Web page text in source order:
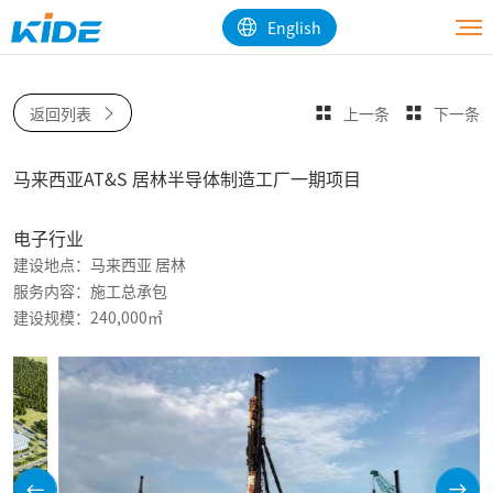
English
返回列表 上一条 下一条
马来西亚AT&S 居林半导体制造工厂一期项目
电子行业
建设地点：马来西亚 居林
服务内容：施工总承包
建设规模：240,000㎡